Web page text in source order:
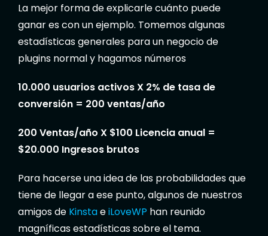
La mejor forma de explicarle cuánto puede
ganar es con un ejemplo. Tomemos algunas
estadísticas generales para un negocio de
plugins normal y hagamos números
10.000 usuarios activos X 2% de tasa de
conversión = 200 ventas/año
200 Ventas/año X $100 Licencia anual =
$20.000 Ingresos brutos
Para hacerse una idea de las probabilidades que
tiene de llegar a ese punto, algunos de nuestros
amigos de KinstaeiLoveWP han reunido
magníficas estadísticas sobre el tema.